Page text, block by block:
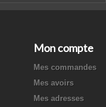
Mon compte
Mes commandes
Mes avoirs
Mes adresses